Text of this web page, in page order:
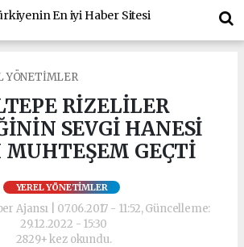
YÖNETİMLER
RİZELİLER
SEVGİ HANESİ
GEÇTİ
YEREL YÖNETİMLER
Ajansı | 07.06.2017 - 11:52, Güncelleme:
29.12.2022 - 15:30
2829+ kez okundu.